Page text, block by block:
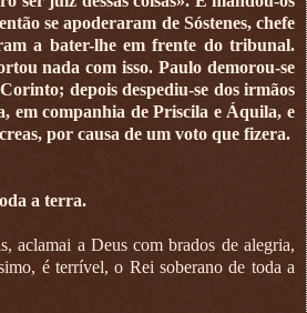
se apoderaram de Sóstenes, chefe
a bater-lhe em frente do tribunal.
nada com isso. Paulo demorou-se
depois despediu-se dos irmãos
em companhia de Priscila e Áquila, e
por causa de um voto que fizera.
a terra.
aclamai a Deus com brados de alegria,
é terrível, o Rei soberano de toda a